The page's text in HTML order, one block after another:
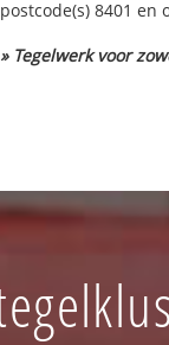
postcode(s) 8401 en
» Tegelwerk voor